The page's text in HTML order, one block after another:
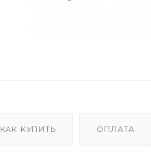
КАК КУПИТЬ ОПЛАТА